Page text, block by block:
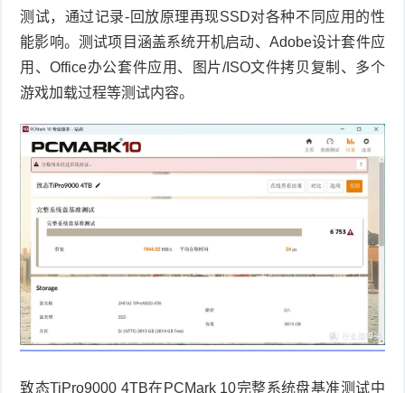
测试，通过记录- 回放原理再现SSD对各种不同应用的性
能影响。测试项目涵盖系统开机启动、 Adobe设计套件应
用、Office办公套件应用、图片/ISO文件拷贝复制、多个
游戏加载过程等测试内容。
致态TiPro9000 4TB在 PCMark 10完整系统盘基准测试中